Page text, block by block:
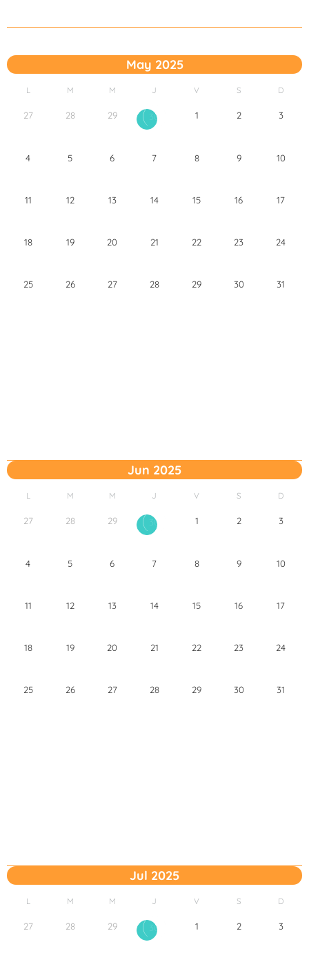
May 2025
L M M J V S D
27 28 29 30 1 2 3
4 5 6 7 8 9 10
11 12 13 14 15 16 17
18 19 20 21 22 23 24
25 26 27 28 29 30 31
Jun 2025
L M M J V S D
27 28 29 30 1 2 3
4 5 6 7 8 9 10
11 12 13 14 15 16 17
18 19 20 21 22 23 24
25 26 27 28 29 30 31
Jul 2025
L M M J V S D
27 28 29 30 1 2 3